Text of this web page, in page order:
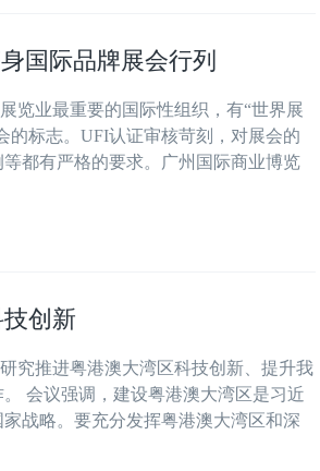
国际品牌展会行列
览业最重要的国际性组织，有“世界展
的标志。UFI认证审核苛刻，对展会的
都有严格的要求。广州国际商业博览
创新
究推进粤港澳大湾区科技创新、提升我
会议强调，建设粤港澳大湾区是习近
战略。要充分发挥粤港澳大湾区和深